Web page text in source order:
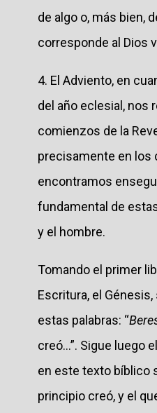
de algo o, más bien,
corresponde al Dios
4. El Adviento, en
del año eclesial, nos
comienzos de la
precisamente en los
encontramos
fundamental de
y el hombre.
Tomando el primer
Escritura, el
estas palabras: “
creó...”. Sigue luego
en este texto bíblico
principio creó, y el